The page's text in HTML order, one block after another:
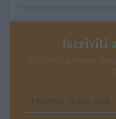
Iscriviti
Riceverai preziosi